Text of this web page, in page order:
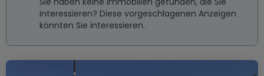
interessieren? Diese vorgeschlagenen Anzeigen
könnten Sie interessieren.